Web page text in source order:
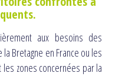
aux besoins des
Bretagne en France ou les
zones concernées par la